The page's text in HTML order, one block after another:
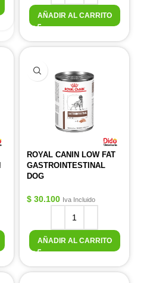
AÑADIR AL CARRITO
ROYAL CANIN LOW FAT
GASTROINTESTINAL
DOG
$ 30.100 Iva Incluido
AÑADIR AL CARRITO